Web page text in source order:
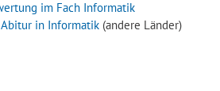
im Fach Informatik
in Informatik(andere Länder)